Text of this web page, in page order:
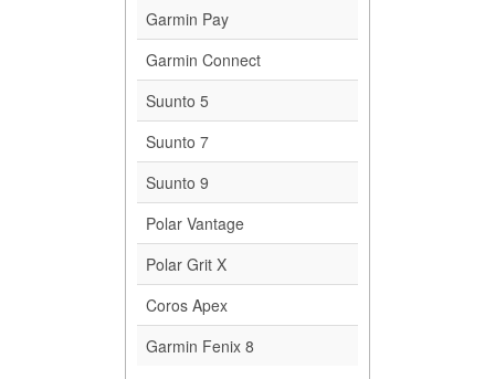
Garmin Pay
Garmin Connect
Suunto 5
Suunto 7
Suunto 9
Polar Vantage
Polar Grit X
Coros Apex
Garmin Fenix 8